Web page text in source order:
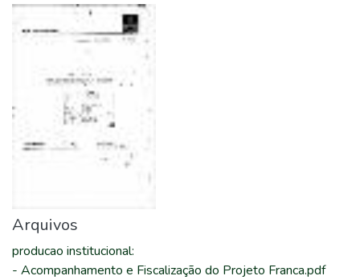
Arquivos
producao institucional:
- Acompanhamento e Fiscalização do Projeto Franca.pdf